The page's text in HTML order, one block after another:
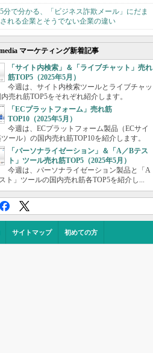
5分で分かる、「ビジネス詐欺メール」にだま
される企業とそうでない企業の違い
マーケティング新着記事
「サイト内検索」＆「ライブチャット」売れ
筋TOP5（2025年5月）
今週は、サイト内検索ツールとライブチャッ
内売れ筋TOP5をそれぞれ紹介します。
「ECプラットフォーム」売れ筋
TOP10（2025年5月）
今週は、ECプラットフォーム製品（ECサイ
ツール）の国内売れ筋TOP10を紹介します。
「パーソナライゼーション」＆「A／Bテス
ト」ツール売れ筋TOP5（2025年5月）
今週は、パーソナライゼーション製品と「A
ト」ツールの国内売れ筋各TOP5を紹介し...
サイトマップ 初めての方